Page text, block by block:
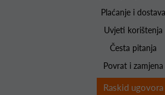
Plaćanje i dostava
Uvjeti korištenja
Česta pitanja
Povrat i zamjena
Raskid ugovora